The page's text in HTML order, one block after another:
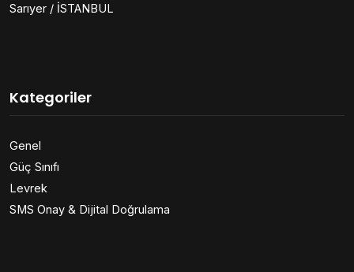
Sarıyer / İSTANBUL
Kategoriler
Genel
Güç Sınıfı
Levrek
SMS Onay & Dijital Doğrulama